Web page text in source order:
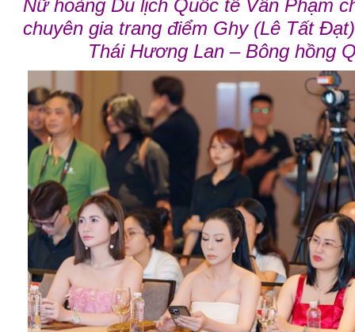
Nữ hoàng Du lịch Quốc tế Vân Phạm
chuyên gia trang điểm Ghy (Lê Tất
Thái Hương Lan – Bông hồng